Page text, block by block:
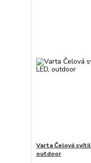
Varta Čelová
outdoor